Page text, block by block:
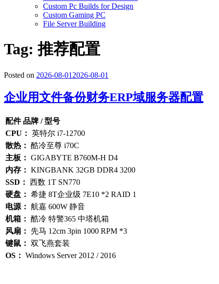
Custom Pc Builds for Design
Custom Gaming PC
File Server Building
Tag: 推荐配置
Posted on 2026-08-01 2026-08-01
企业用文件备份财务ERP域服务器配置
配件 品牌 / 型号
CPU： 英特尔 i7-12700
散热： 酷冷至尊 i70C
主板： GIGABYTE B760M-H D4
内存： KINGBANK 32GB DDR4 3200
SSD： 西数 1T SN770
硬盘： 希捷 8T企业级 7E10 *2 RAID 1
电源： 航嘉 600W 静音
机箱： 酷冷 特警365 中塔机箱
风扇：
先马 12cm 3pin 1000 RPM *3
键鼠： 双飞燕套装
OS： Windows Server 2012 / 2016